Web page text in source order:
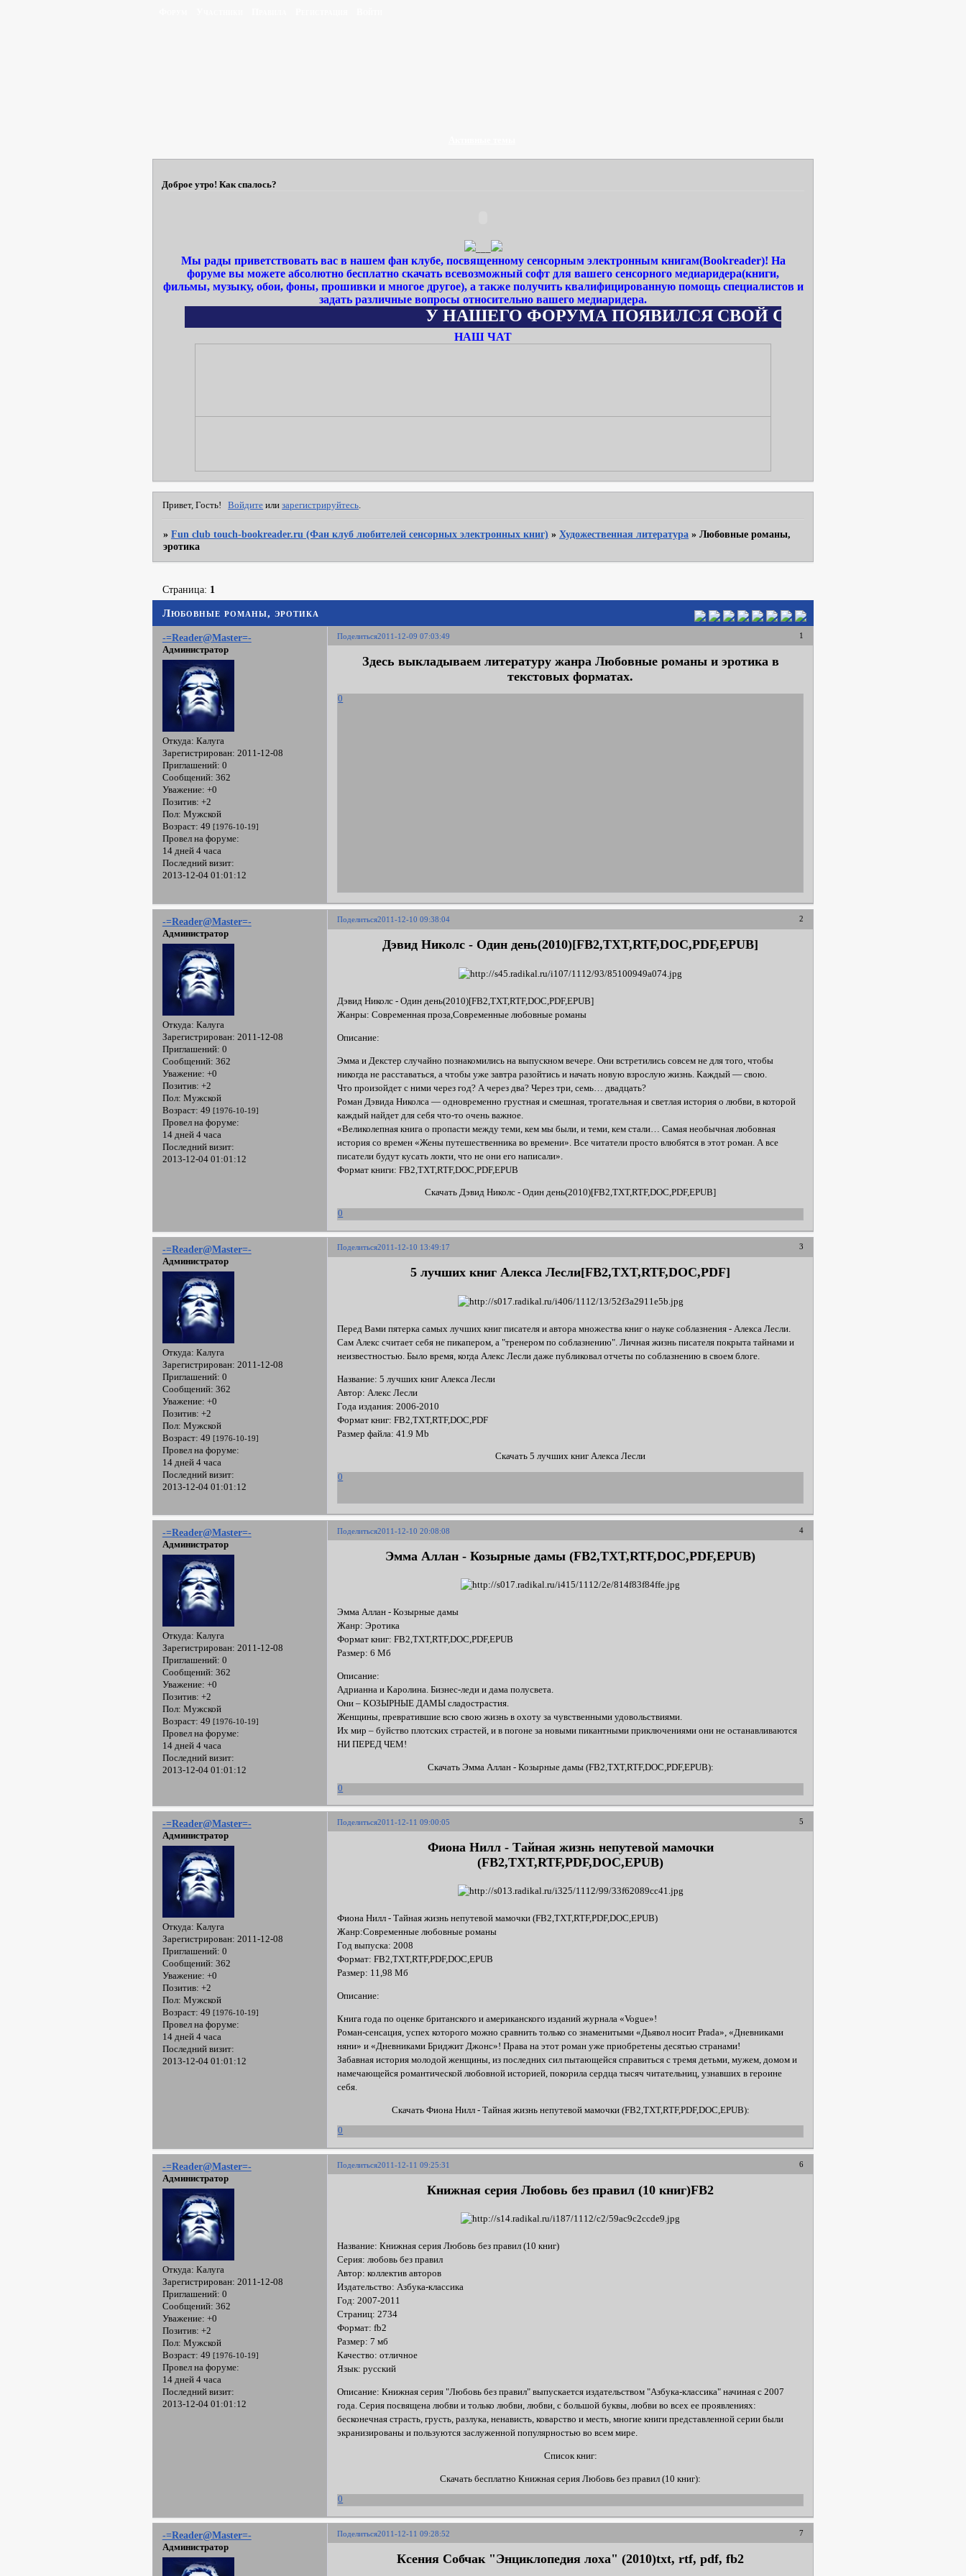
Доброе утро! Как спалось?
___
Мы рады приветствовать вас в нашем фан клубе, посвященному сенсорным электронным книгам(Bookreader)! На
форуме вы можете абсолютно бесплатно скачать всевозможный софт для вашего сенсорного медиаридера(книги,
фильмы, музыку, обои, фоны, прошивки и многое другое), а также получить квалифицированную помощь специалистов и
задать различные вопросы относительно вашего медиаридера.
У НАШЕГО ФОРУМА ПОЯВИЛСЯ СВОЙ САЙТ WWW.MEDIA-
НАШ ЧАТ
Привет, Гость! Войдите илизарегистрируйтесь
»Fun club touch-bookreader.ru (Фан клуб любителей сенсорных электронных книг) »Художественная литература »Любовные романы,
эротика
Любовные романы, эротика
Страница: 1
Поделиться 1
2011-12-09 07:03:49
-=Reader@Master=-
Администратор
Откуда: Калуга
Зарегистрирован: 2011-12-08
Приглашений: 0
Сообщений: 362
Уважение: +0
Позитив: +2
Пол: Мужской
Возраст: 49 [1976-10-19]
Провел на форуме:
14 дней 4 часа
Последний визит:
2013-12-04 01:01:12
Здесь выкладываем литературу жанра Любовные романы и эротика в
текстовых форматах.
0
Поделиться 2
2011-12-10 09:38:04
-=Reader@Master=-
Администратор
Откуда: Калуга
Зарегистрирован: 2011-12-08
Приглашений: 0
Сообщений: 362
Уважение: +0
Позитив: +2
Пол: Мужской
Возраст: 49 [1976-10-19]
Провел на форуме:
14 дней 4 часа
Последний визит:
2013-12-04 01:01:12
Дэвид Николс - Один день(2010)[FB2,TXT,RTF,DOC,PDF,EPUB]
Дэвид Николс - Один день(2010)[FB2,TXT,RTF,DOC,PDF,EPUB]
Жанры: Современная проза,Современные любовные романы
Описание:
Эмма и Декстер случайно познакомились на выпускном вечере. Они встретились совсем не для того, чтобы
никогда не расставаться, а чтобы уже завтра разойтись и начать новую взрослую жизнь. Каждый — свою.
Что произойдет с ними через год? А через два? Через три, семь… двадцать?
Роман Дэвида Николса — одновременно грустная и смешная, трогательная и светлая история о любви, в которой
каждый найдет для себя что-то очень важное.
«Великолепная книга о пропасти между теми, кем мы были, и теми, кем стали… Самая необычная любовная
история со времен «Жены путешественника во времени». Все читатели просто влюбятся в этот роман. А все
писатели будут кусать локти, что не они его написали».
Формат книги: FB2,TXT,RTF,DOC,PDF,EPUB
Скачать Дэвид Николс - Один день(2010)[FB2,TXT,RTF,DOC,PDF,EPUB]
0
Поделиться 3
2011-12-10 13:49:17
-=Reader@Master=-
Администратор
Откуда: Калуга
Зарегистрирован: 2011-12-08
Приглашений: 0
Сообщений: 362
Уважение: +0
Позитив: +2
Пол: Мужской
Возраст: 49 [1976-10-19]
Провел на форуме:
14 дней 4 часа
Последний визит:
2013-12-04 01:01:12
5 лучших книг Алекса Лесли[FB2,TXT,RTF,DOC,PDF]
Перед Вами пятерка самых лучших книг писателя и автора множества книг о науке соблазнения - Алекса Лесли.
Сам Алекс считает себя не пикапером, а "тренером по соблазнению". Личная жизнь писателя покрыта тайнами и
неизвестностью. Было время, когда Алекс Лесли даже публиковал отчеты по соблазнению в своем блоге.
Название: 5 лучших книг Алекса Лесли
Автор: Алекс Лесли
Года издания: 2006-2010
Формат книг: FB2,TXT,RTF,DOC,PDF
Размер файла: 41.9 Mb
Скачать 5 лучших книг Алекса Лесли
0
Поделиться 4
2011-12-10 20:08:08
-=Reader@Master=-
Администратор
Откуда: Калуга
Зарегистрирован: 2011-12-08
Приглашений: 0
Сообщений: 362
Уважение: +0
Позитив: +2
Пол: Мужской
Возраст: 49 [1976-10-19]
Провел на форуме:
14 дней 4 часа
Последний визит:
2013-12-04 01:01:12
Эмма Аллан - Козырные дамы (FB2,TXT,RTF,DOC,PDF,EPUB)
Эмма Аллан - Козырные дамы
Жанр: Эротика
Формат книг: FB2,TXT,RTF,DOC,PDF,EPUB
Размер: 6 Мб
Описание:
Адрианна и Каролина. Бизнес-леди и дама полусвета.
Они – КОЗЫРНЫЕ ДАМЫ сладострастия.
Женщины, превратившие всю свою жизнь в охоту за чувственными удовольствиями.
Их мир – буйство плотских страстей, и в погоне за новыми пикантными приключениями они не останавливаются
НИ ПЕРЕД ЧЕМ!
Скачать Эмма Аллан - Козырные дамы (FB2,TXT,RTF,DOC,PDF,EPUB):
0
Поделиться 5
2011-12-11 09:00:05
-=Reader@Master=-
Администратор
Откуда: Калуга
Зарегистрирован: 2011-12-08
Приглашений: 0
Сообщений: 362
Уважение: +0
Позитив: +2
Пол: Мужской
Возраст: 49 [1976-10-19]
Провел на форуме:
14 дней 4 часа
Последний визит:
2013-12-04 01:01:12
Фиона Нилл - Тайная жизнь непутевой мамочки
(FB2,TXT,RTF,PDF,DOC,EPUB)
Фиона Нилл - Тайная жизнь непутевой мамочки (FB2,TXT,RTF,PDF,DOC,EPUB)
Жанр:Современные любовные романы
Год выпуска: 2008
Формат: FB2,TXT,RTF,PDF,DOC,EPUB
Размер: 11,98 Мб
Описание:
Книга года по оценке британского и американского изданий журнала «Vogue»!
Роман-сенсация, успех которого можно сравнить только со знаменитыми «Дьявол носит Prada», «Дневниками
няни» и «Дневниками Бриджит Джонс»! Права на этот роман уже приобретены десятью странами!
Забавная история молодой женщины, из последних сил пытающейся справиться с тремя детьми, мужем, домом и
намечающейся романтической любовной историей, покорила сердца тысяч читательниц, узнавших в героине
себя.
Скачать Фиона Нилл - Тайная жизнь непутевой мамочки (FB2,TXT,RTF,PDF,DOC,EPUB):
0
Поделиться 6
2011-12-11 09:25:31
-=Reader@Master=-
Администратор
Откуда: Калуга
Зарегистрирован: 2011-12-08
Приглашений: 0
Сообщений: 362
Уважение: +0
Позитив: +2
Пол: Мужской
Возраст: 49 [1976-10-19]
Провел на форуме:
14 дней 4 часа
Последний визит:
2013-12-04 01:01:12
Книжная серия Любовь без правил (10 книг)FB2
Название: Книжная серия Любовь без правил (10 книг)
Серия: любовь без правил
Автор: коллектив авторов
Издательство: Азбука-классика
Год: 2007-2011
Страниц: 2734
Формат: fb2
Размер: 7 мб
Качество: отличное
Язык: русский
Описание: Книжная серия "Любовь без правил" выпускается издательством "Азбука-классика" начиная с 2007
года. Серия посвящена любви и только любви, любви, с большой буквы, любви во всех ее проявлениях:
бесконечная страсть, грусть, разлука, ненависть, коварство и месть, многие книги представленной серии были
экранизированы и пользуются заслуженной популярностью во всем мире.
Список книг:
Скачать бесплатно Книжная серия Любовь без правил (10 книг):
0
Поделиться 7
2011-12-11 09:28:52
-=Reader@Master=-
Администратор
Ксения Собчак "Энциклопедия лоха" (2010)txt, rtf, pdf, fb2